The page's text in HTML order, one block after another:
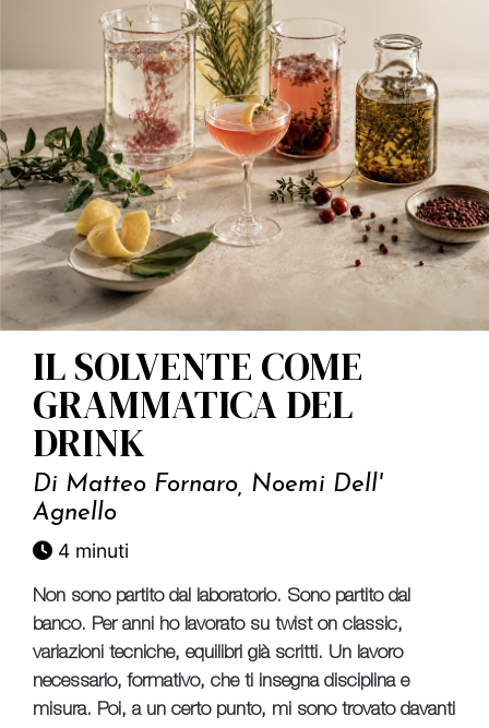
IL SOLVENTE COME
GRAMMATICA DEL
DRINK
Di Matteo Fornaro, Noemi Dell'
Agnello
4 minuti
Non sono partito dal laboratorio. Sono partito dal
banco. Per anni ho lavorato su twist on classic,
variazioni tecniche, equilibri già scritti. Un lavoro
necessario, formativo, che ti insegna disciplina e
misura. Poi, a un certo punto, mi sono trovato davanti